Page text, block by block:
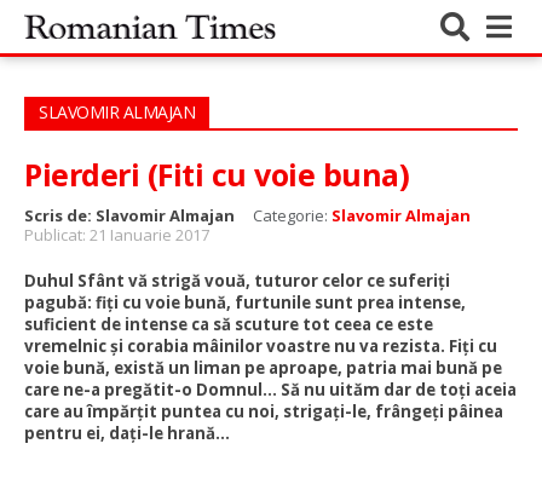
SLAVOMIR ALMAJAN
Pierderi (Fiti cu voie buna)
Scris de: Slavomir Almajan Categorie: Slavomir Almajan
Publicat: 21 Ianuarie 2017
Duhul Sfânt vă strigă vouă, tuturor celor ce suferiți
pagubă: fiți cu voie bună, furtunile sunt prea intense,
suficient de intense ca să scuture tot ceea ce este
vremelnic și corabia mâinilor voastre nu va rezista. Fiți cu
voie bună, există un liman pe aproape, patria mai bună pe
care ne-a pregătit-o Domnul... Să nu uităm dar de toți aceia
care au împărțit puntea cu noi, strigați-le, frângeți pâinea
pentru ei, dați-le hrană...